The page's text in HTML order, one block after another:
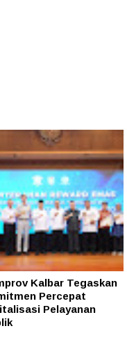
Kalbar Tegaskan
Percepat
Pelayanan